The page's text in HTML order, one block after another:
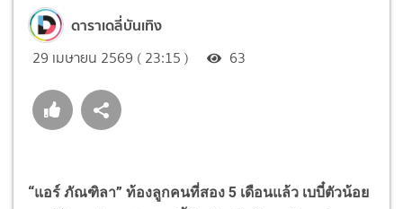
ดาราเดลี่บันเทิง
29 เมษายน 2569 ( 23:15 ) 63
“แอร์ ภัณฑิลา” ท้องลูกคนที่สอง 5 เดือนแล้ว เบบี๋ตัวน้อย